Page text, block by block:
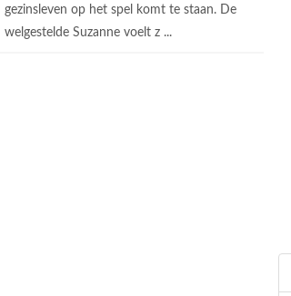
gezinsleven op het spel komt te staan. De
welgestelde Suzanne voelt z ...